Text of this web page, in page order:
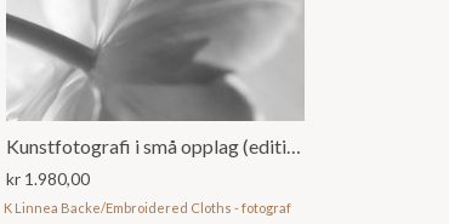
kr 1.980,00
K Linnea Backe/Embroidered Cloths - fotograf